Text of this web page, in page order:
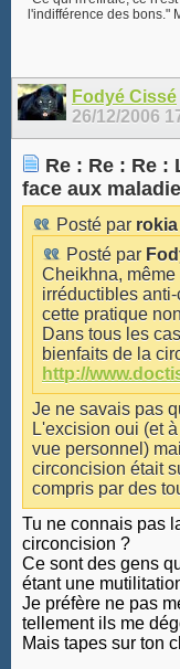
l'indifférence des bons."
Fodyé Cissé
26/12/2006
Re : Re : Re
face aux
Posté par
Posté par
Cheikhna,
irréductibles
cette pratique
Dans tous les
bienfaits de la
http://
Je ne savais pas
L'excision oui (et
vue personnel)
circoncision était
compris par des
Tu ne connais pas
circoncision ?
Ce sont des gens
étant une
Je préfère ne pas
tellement ils me
Mais tapes sur ton